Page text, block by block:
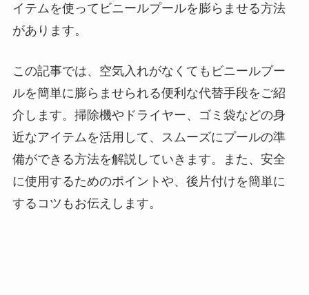
イテムを使ってビニールプールを膨らませる方法
があります。
この記事では、空気入れがなくてもビニールプー
ルを簡単に膨らませられる便利な代替手段をご紹
介します。掃除機やドライヤー、ゴミ袋などの身
近なアイテムを活用して、スムーズにプールの準
備ができる方法を解説していきます。また、安全
に使用するためのポイントや、後片付けを簡単に
するコツもお伝えします。